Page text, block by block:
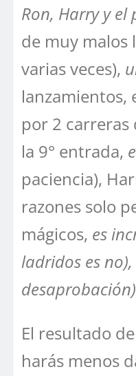
Ron, Harry y
de muy malos
varias veces),
lanzamientos,
por 2 carreras
la 9° entrada,
paciencia),
razones solo
mágicos, es
ladridos es
El resultado
harás menos